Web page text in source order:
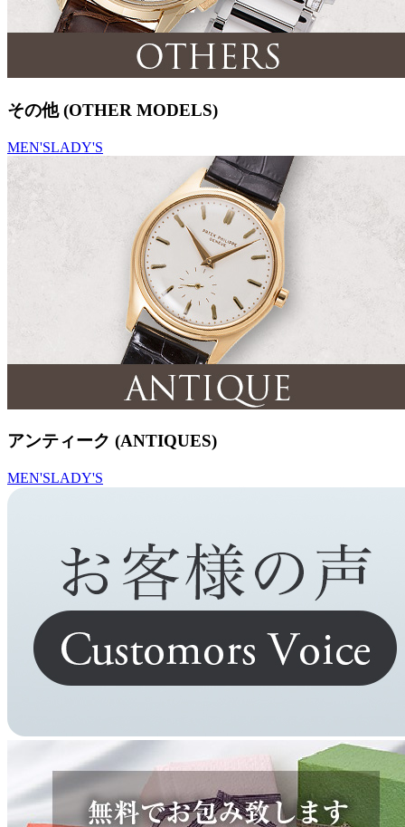
その他 (OTHER MODELS)
MEN'SLADY'S
アンティーク (ANTIQUES)
MEN'SLADY'S